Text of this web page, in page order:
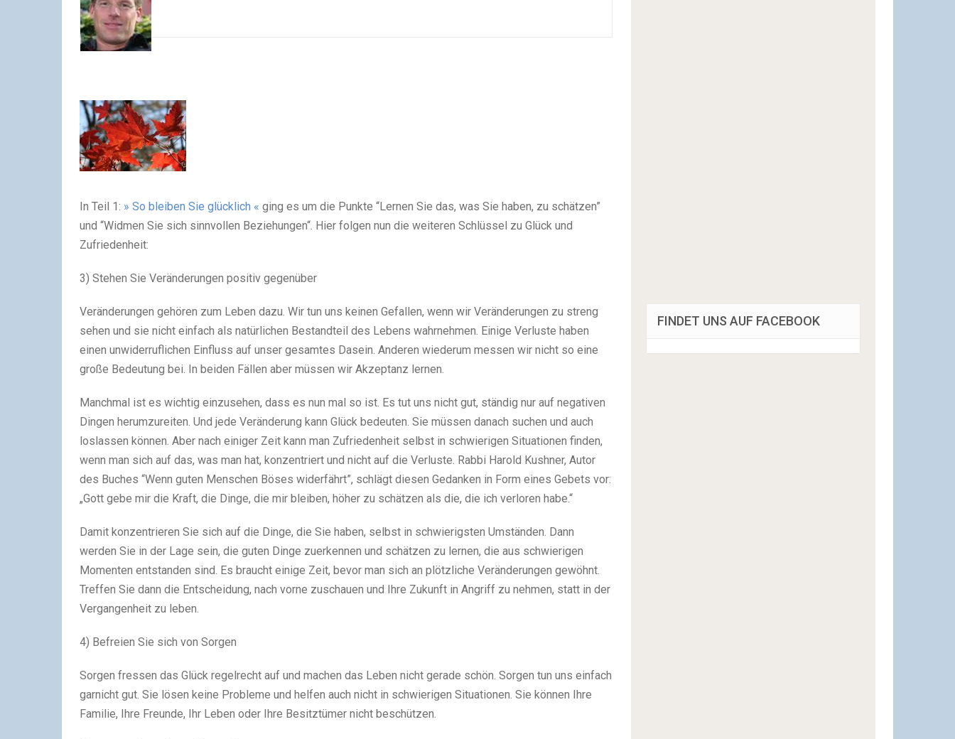
In Teil 1: » So bleiben Sie glücklich « ging es um die Punkte “Lernen Sie das, was Sie haben, zu schätzen”
und “Widmen Sie sich sinnvollen Beziehungen“. Hier folgen nun die weiteren Schlüssel zu Glück und
Zufriedenheit:
3) Stehen Sie Veränderungen positiv gegenüber
Veränderungen gehören zum Leben dazu. Wir tun uns keinen Gefallen, wenn wir Veränderungen zu streng
sehen und sie nicht einfach als natürlichen Bestandteil des Lebens wahrnehmen. Einige Verluste haben
einen unwiderruflichen Einfluss auf unser gesamtes Dasein. Anderen wiederum messen wir nicht so eine
große Bedeutung bei. In beiden Fällen aber müssen wir Akzeptanz lernen.
Manchmal ist es wichtig einzusehen, dass es nun mal so ist. Es tut uns nicht gut, ständig nur auf negativen
Dingen herumzureiten. Und jede Veränderung kann Glück bedeuten. Sie müssen danach suchen und auch
loslassen können. Aber nach einiger Zeit kann man Zufriedenheit selbst in schwierigen Situationen finden,
wenn man sich auf das, was man hat, konzentriert und nicht auf die Verluste. Rabbi Harold Kushner, Autor
des Buches “Wenn guten Menschen Böses widerfährt”, schlägt diesen Gedanken in Form eines Gebets vor:
„Gott gebe mir die Kraft, die Dinge, die mir bleiben, höher zu schätzen als die, die ich verloren habe.“
Damit konzentrieren Sie sich auf die Dinge, die Sie haben, selbst in schwierigsten Umständen. Dann
werden Sie in der Lage sein, die guten Dinge zuerkennen und schätzen zu lernen, die aus schwierigen
Momenten entstanden sind. Es braucht einige Zeit, bevor man sich an plötzliche Veränderungen gewöhnt.
Treffen Sie dann die Entscheidung, nach vorne zuschauen und Ihre Zukunft in Angriff zu nehmen, statt in der
Vergangenheit zu leben.
4) Befreien Sie sich von Sorgen
Sorgen fressen das Glück regelrecht auf und machen das Leben nicht gerade schön. Sorgen tun uns einfach
garnicht gut. Sie lösen keine Probleme und helfen auch nicht in schwierigen Situationen. Sie können Ihre
Familie, Ihre Freunde, Ihr Leben oder Ihre Besitztümer nicht beschützen.
FINDET UNS AUF FACEBOOK